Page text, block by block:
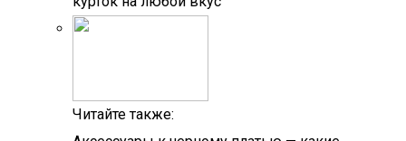
Читайте также: